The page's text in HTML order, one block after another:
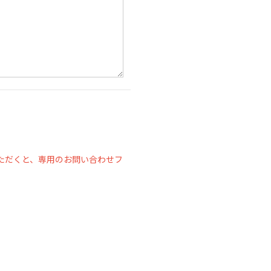
くと、専用のお問い合わせフ